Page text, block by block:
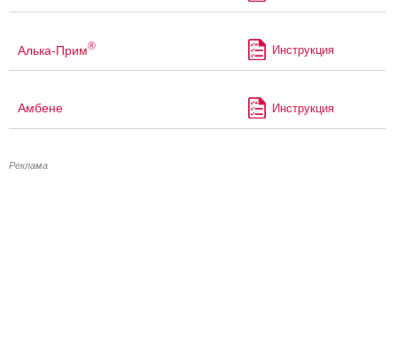
Алька-Прим® Инструкция
Амбене Инструкция
Реклама